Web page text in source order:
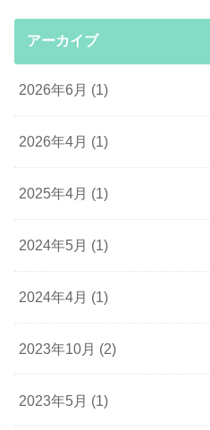
アーカイブ
2026年6月 (1)
2026年4月 (1)
2025年4月 (1)
2024年5月 (1)
2024年4月 (1)
2023年10月 (2)
2023年5月 (1)